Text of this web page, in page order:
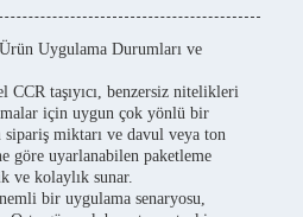
Uygulama Durumları ve
taşıyıcı, benzersiz nitelikleri
için uygun çok yönlü bir
miktarı ve davul veya ton
göre uyarlanabilen paketleme
ve kolaylık sunar.
bir uygulama senaryosu,